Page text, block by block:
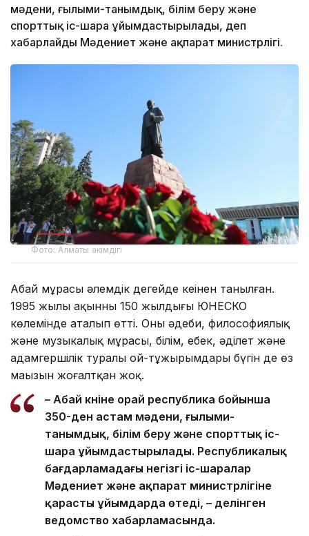
мәдени, ғылыми-танымдық, білім беру және
спорттық іс-шара ұйымдастырылады, деп
хабарлайды Мәдениет және ақпарат министрлігі.
Фото: Алматы әкімдігі
Абай мұрасы әлемдік деңгейде кеңінен танылған.
1995 жылы ақынның 150 жылдығы ЮНЕСКО
көлемінде аталып өтті. Оның әдеби, философиялық
және музыкалық мұрасы, білім, еңбек, әділет және
адамгершілік туралы ой-тұжырымдары бүгін де өз
маңызын жоғалтқан жоқ.
– Абай күніне орай республика бойынша
350-ден астам мәдени, ғылыми-
танымдық, білім беру және спорттық іс-
шара ұйымдастырылады. Республикалық
бағдарламадағы негізгі іс-шаралар
Мәдениет және ақпарат министрлігіне
қарасты ұйымдарда өтеді, – делінген
ведомство хабарламасында.